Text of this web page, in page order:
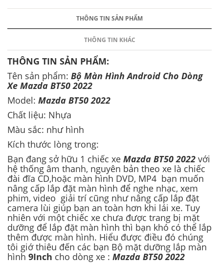
THÔNG TIN SẢN PHẨM
THÔNG TIN KHÁC
THÔNG TIN SẢN PHẨM:
Tên sản phẩm: Bộ Màn Hình Android Cho Dòng
Xe Mazda BT50 2022
Model: Mazda BT50 2022
Chất liệu: Nhựa
Màu sắc: như hình
Kích thước lòng trong:
Bạn đang sở hữu 1 chiếc xe Mazda BT50 2022 với
hệ thống âm thanh, nguyên bản theo xe là chiếc
đài đĩa CD,hoặc màn hình DVD, MP4 bạn muốn
nâng cấp lắp đặt màn hình để nghe nhạc, xem
phim, video giải trí cũng như nâng cấp lắp đặt
camera lùi giúp bạn an toàn hơn khi lái xe. Tuy
nhiên với một chiếc xe chưa được trang bị mặt
dưỡng để lắp đặt màn hình thì bạn khó có thể lắp
thêm được màn hình. Hiểu được điều đó chúng
tôi giớ thiệu đến các bạn Bộ mặt dưỡng lắp màn
hình 9Inch cho dòng xe : Mazda BT50 2022